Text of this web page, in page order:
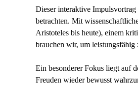
Dieser interaktive
betrachten. Mit
Aristoteles bis heute), einem
brauchen wir, um leistungsfähig
Ein besonderer Fokus liegt auf
Freuden wieder bewusst